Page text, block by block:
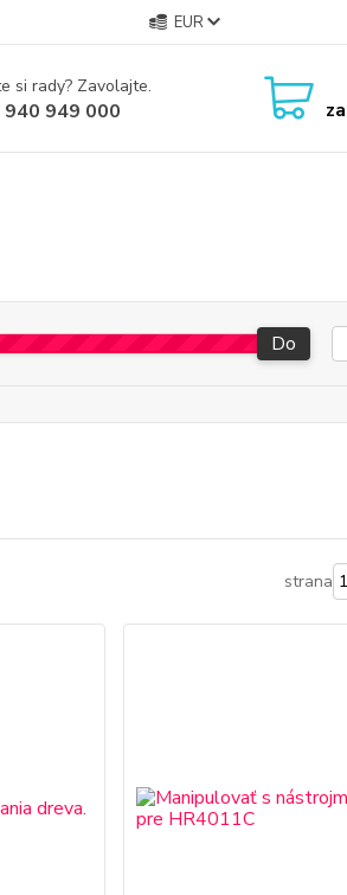
EUR
si rady? Zavolajte.
940 949 000 za
Do
strana